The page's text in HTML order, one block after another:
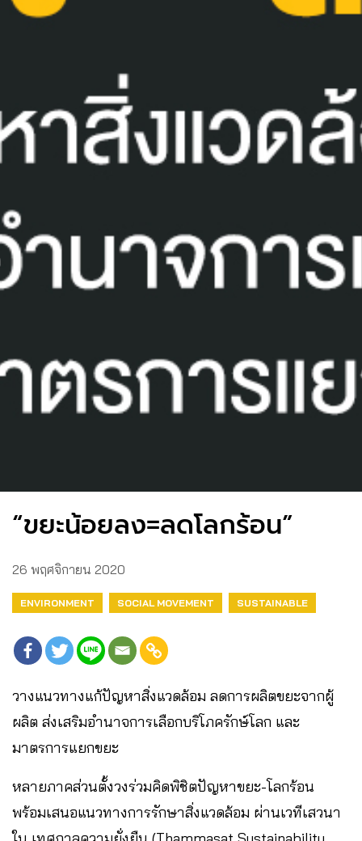
“ขยะน้อยลง=ลดโลกร้อน”
26 พฤศจิกายน 2020
ENVIRONMENT SOCIAL MOVEMENT SUSTAINABLE
วางแนวทางแก้ปัญหาสิ่งแวดล้อม ลดการผลิตขยะจากผู้
ผลิต ส่งเสริมอำนาจการเลือกบริโภครักษ์โลก และ
มาตรการแยกขยะ
หลายภาคส่วนตั้งวงร่วมคิดพิชิตปัญหาขยะ-โลกร้อน
พร้อมเสนอแนวทางการรักษาสิ่งแวดล้อม ผ่านเวทีเสวนา